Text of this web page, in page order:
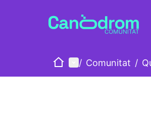
IniciMenú principal
/ Comunitat /